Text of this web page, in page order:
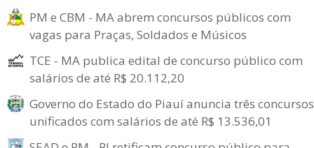
PM e CBM - MA abrem concursos públicos com
vagas para Praças, Soldados e Músicos
TCE - MA publica edital de concurso público com
salários de até R$ 20.112,20
Governo do Estado do Piauí anuncia três concursos
unificados com salários de até R$ 13.536,01